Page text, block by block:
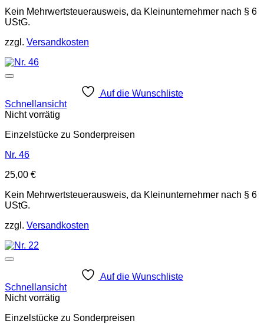
Kein Mehrwertsteuerausweis, da Kleinunternehmer nach § 6
UStG.
zzgl. Versandkosten
Auf die Wunschliste
Schnellansicht
Nicht vorrätig
Einzelstücke zu Sonderpreisen
Nr. 46
25,00 €
Kein Mehrwertsteuerausweis, da Kleinunternehmer nach § 6
UStG.
zzgl. Versandkosten
Auf die Wunschliste
Schnellansicht
Nicht vorrätig
Einzelstücke zu Sonderpreisen